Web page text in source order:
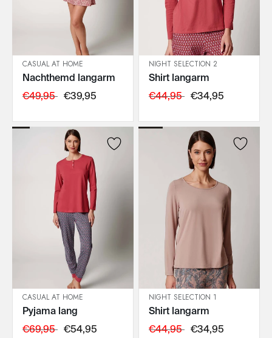
IN DEN WARENKORB
CASUAL AT HOME
Nachthemd langarm
€49,95 €39,95
IN DEN WARENKORB
NIGHT SELECTION 2
Shirt langarm
€44,95 €34,95
IN DEN WARENKORB
CASUAL AT HOME
Pyjama lang
€69,95 €54,95
IN DEN WARENKORB
NIGHT SELECTION 1
Shirt langarm
€44,95 €34,95